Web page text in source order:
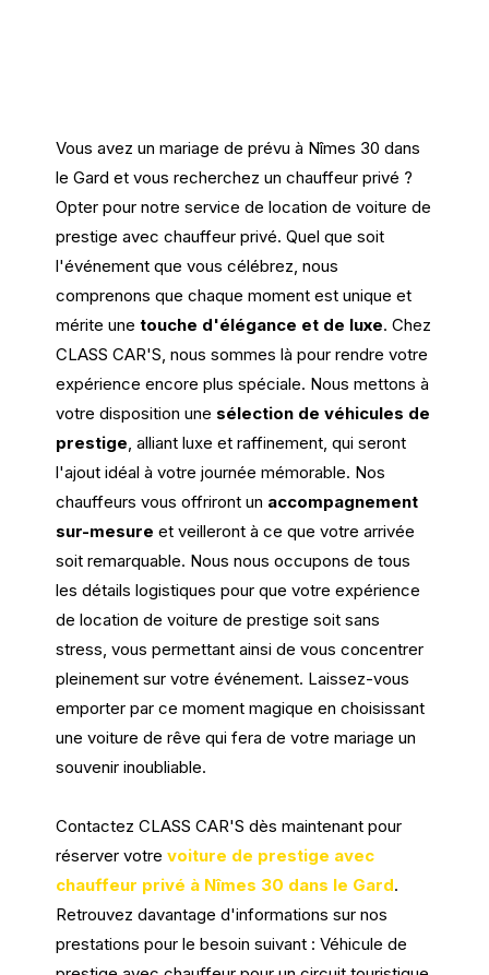
Vous avez un mariage de prévu à Nîmes 30 dans
le Gard et vous recherchez un chauffeur privé ?
Opter pour notre service de location de voiture de
prestige avec chauffeur privé. Quel que soit
l'événement que vous célébrez, nous
comprenons que chaque moment est unique et
mérite unetouche d'élégance et de luxe. Chez
CLASS CAR'S, nous sommes là pour rendre votre
expérience encore plus spéciale. Nous mettons à
votre disposition une sélection de véhicules de
prestige, alliant luxe et raffinement, qui seront
l'ajout idéal à votre journée mémorable. Nos
chauffeurs vous offriront un accompagnement
sur-mesure et veilleront à ce que votre arrivée
soit remarquable. Nous nous occupons de tous
les détails logistiques pour que votre expérience
de location de voiture de prestige soit sans
stress, vous permettant ainsi de vous concentrer
pleinement sur votre événement. Laissez-vous
emporter par ce moment magique en choisissant
une voiture de rêve qui fera de votre mariage un
souvenir inoubliable.
Contactez CLASS CAR'S dès maintenant pour
réserver votrevoiture de prestige avec
chauffeur privé à Nîmes 30 dans le Gard.
Retrouvez davantage d'informations sur nos
prestations pour le besoin suivant : Véhicule de